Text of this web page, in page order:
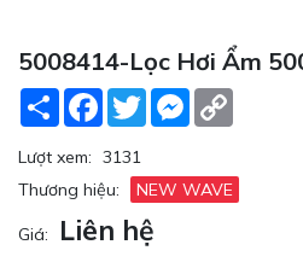
5008414-Lọc Hơi Ẩm
Share Facebook
TwitterMessenger
Lượt xem: 3131
Thương hiệu:
NEW WAVE
Giá: Liên hệ